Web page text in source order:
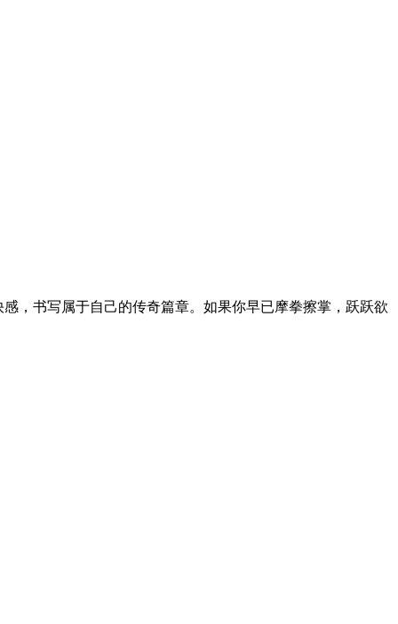
，书写属于自己的传奇篇章。如果你早已摩拳擦掌，跃跃欲